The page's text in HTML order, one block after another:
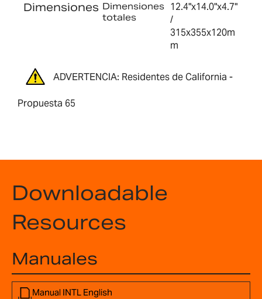
Dimensiones Dimensiones
totales
12.4"x14.0"x4.7"
/
315x355x120m
m
ADVERTENCIA: Residentes de California -
Propuesta 65
Downloadable
Resources
Manuales
Manual INTL English